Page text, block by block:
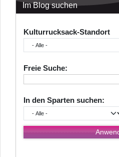
Im Blog suchen
Kulturrucksack-Standort
Freie Suche:
In den Sparten suchen: